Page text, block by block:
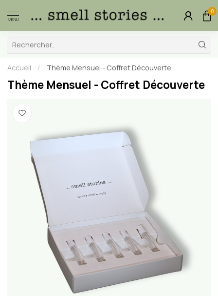
MENU
0
Accueil / Thème Mensuel - Coffret Découverte
Thème Mensuel - Coffret Découverte